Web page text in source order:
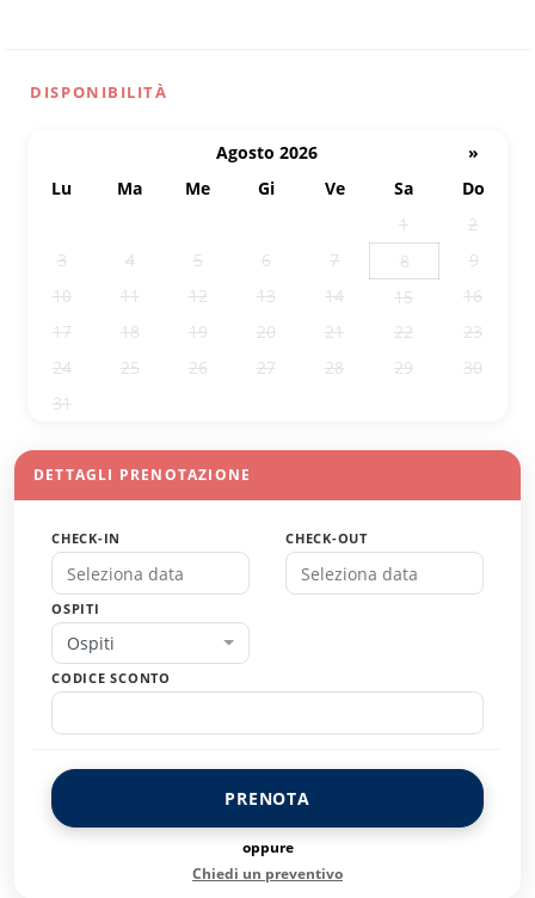
DISPONIBILITÀ
Agosto 2026
»
Lu
Ma Me Gi Ve Sa
Do
1
2
3
4 5 6 7 8
9
10
11 12 13 14 15
16
17
18 19 20 21 22
23
24
25 26 27 28 29
30
31
DETTAGLI PRENOTAZIONE
CHECK-IN CHECK-OUT
OSPITI
Ospiti
CODICE SCONTO
PRENOTA
oppure
Chiedi un preventivo